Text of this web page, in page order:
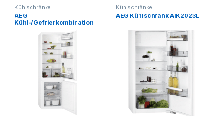
Kühlschränke
AEG
Kühl-/Gefrierkombination
Kühlschränke
AEG Kühlschrank AIK2023L